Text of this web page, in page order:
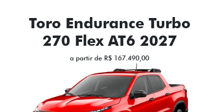
Toro Endurance Turbo
270 Flex AT6 2027
a partir de R$ 167.490,00